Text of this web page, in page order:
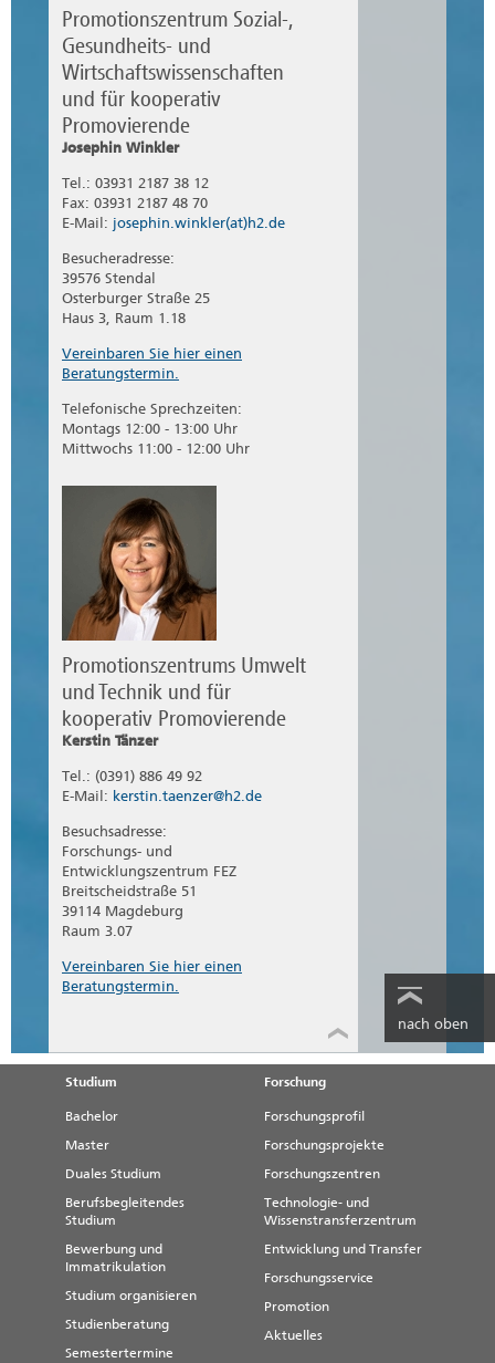
Promotionszentrum Sozial-,
Gesundheits- und
Wirtschaftswissenschaften
und für kooperativ
Promovierende
Josephin Winkler
Tel.: 03931 2187 38 12
Fax: 03931 2187 48 70
E-Mail: josephin.winkler(at)h2.de
Besucheradresse:
39576 Stendal
Osterburger Straße 25
Haus 3, Raum 1.18
Vereinbaren Sie hier einen
Beratungstermin.
Telefonische Sprechzeiten:
Montags 12:00 - 13:00 Uhr
Mittwochs 11:00 - 12:00 Uhr
Promotionszentrums Umwelt
und Technik und für
kooperativ Promovierende
Kerstin Tänzer
Tel.: (0391) 886 49 92
E-Mail: kerstin.taenzer@h2.de
Besuchsadresse:
Forschungs- und
Entwicklungszentrum FEZ
Breitscheidstraße 51
39114 Magdeburg
Raum 3.07
Vereinbaren Sie hier einen
Beratungstermin.
nach oben
Studium
Bachelor
Master
Duales Studium
Berufsbegleitendes
Studium
Bewerbung und
Immatrikulation
Studium organisieren
Studienberatung
Semestertermine
Forschung
Forschungsprofil
Forschungsprojekte
Forschungszentren
Technologie- und
Wissenstransferzentrum
Entwicklung und Transfer
Forschungsservice
Promotion
Aktuelles